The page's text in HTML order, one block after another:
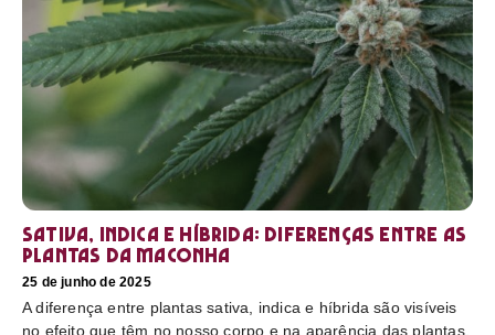
Sativa, Indica e Híbrida: diferenças entre as
plantas da maconha
25 de junho de 2025
A diferença entre plantas sativa, indica e híbrida são visíveis
no efeito que têm no nosso corpo e na aparência das plantas,